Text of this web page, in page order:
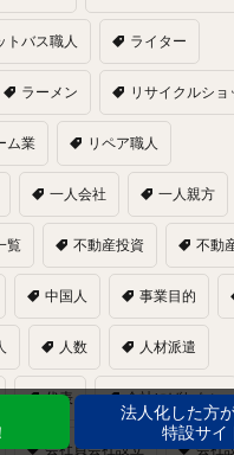
トバス職人 ライター
ラーメン リサイクルショ
ム業 リペア職人
一人会社 一人親方
覧 不動産投資 不動
中国人 事業目的
人数 人材派遣
代表 会社にばれない
会社員会社設立 会社
法人化した方
特設サイ